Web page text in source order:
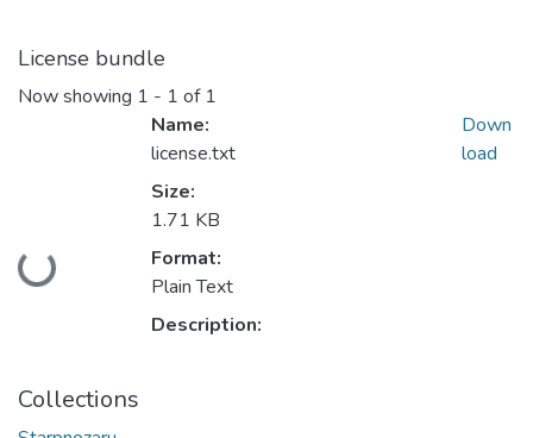
License bundle
Now showing 1 - 1 of 1
Loading...
Name:
license.txt
Size:
1.71 KB
Format:
Plain Text
Description:
Down
load
Collections